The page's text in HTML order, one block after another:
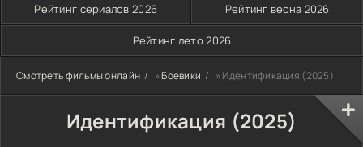
Рейтинг сериалов 2026 Рейтинг весна 2026
Рейтинг лето 2026
Смотреть фильмы онлайн »Боевики » Идентификация (2025)
Идентификация (2025)